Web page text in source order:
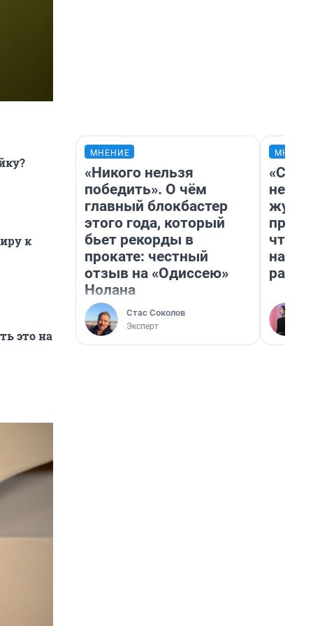
к
это на
МНЕНИЕ
«Никого нельзя
победить». О чём
главный блокбастер
этого года, который
бьет рекорды в
прокате: честный
отзыв на «Одиссею»
Нолана
Стас Соколов
Эксперт
на
ради